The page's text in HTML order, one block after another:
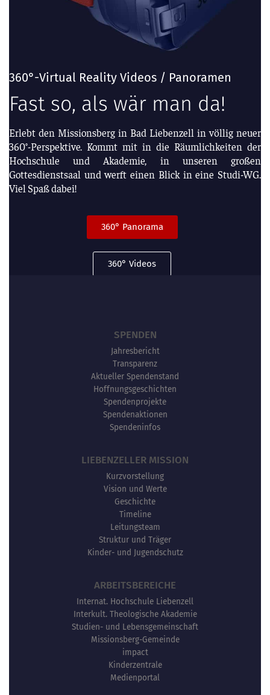
360°-Virtual Reality Videos / Panoramen
Fast so, als wär man da!
Erlebt den Missionsberg in Bad Liebenzell in völlig neuer
360°-Perspektive. Kommt mit in die Räumlichkeiten der
Hochschule und Akademie, in unseren großen
Gottesdienstsaal und werft einen Blick in eine Studi-WG.
Viel Spaß dabei!
360° Panorama
360° Videos
SPENDEN
Jahresbericht
Transparenz
Aktueller Spendenstand
Hoffnungsgeschichten
Spendenprojekte
Spendenaktionen
Spendeninfos
LIEBENZELLER MISSION
Kurzvorstellung
Vision und Werte
Geschichte
Timeline
Leitungsteam
Struktur und Träger
Kinder- und Jugendschutz
ARBEITSBEREICHE
Internat. Hochschule Liebenzell
Interkult. Theologische Akademie
Studien- und Lebensgemeinschaft
Missionsberg-Gemeinde
impact
Kinderzentrale
Medienportal